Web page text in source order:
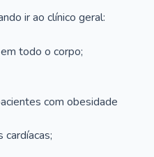
ir ao clínico geral:
todo o corpo;
com obesidade
cardíacas;